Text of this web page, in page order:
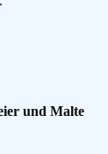
und Malte